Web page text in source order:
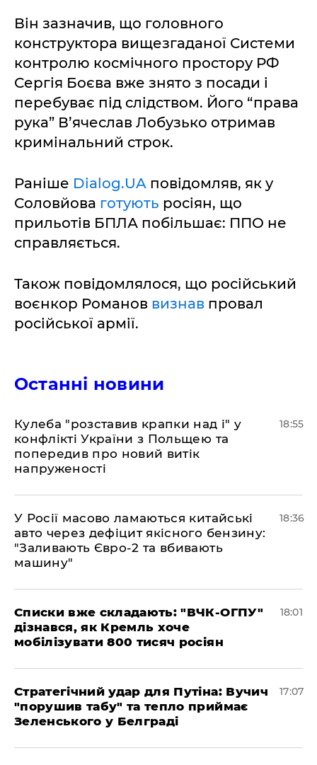
Він зазначив, що головного
конструктора вищезгаданої Системи
контролю космічного простору РФ
Сергія Боєва вже знято з посади і
перебуває під слідством. Його “права
рука” В’ячеслав Лобузько отримав
кримінальний строк.
Раніше Dialog.UA повідомляв, як у
Соловйова готують росіян, що
прильотів БПЛА побільшає: ППО не
справляється.
Також повідомлялося, що російський
воєнкор Романов визнав провал
російської армії.
Останні новини
Кулеба "розставив крапки над і" у
конфлікті України з Польщею та
попередив про новий витік
напруженості
18:55
У Росії масово ламаються китайські
авто через дефіцит якісного бензину:
"Заливають Євро-2 та вбивають
машину"
18:36
Списки вже складають: "ВЧК-ОГПУ"
дізнався, як Кремль хоче
мобілізувати 800 тисяч росіян
18:01
Стратегічний удар для Путіна: Вучич
"порушив табу" та тепло приймає
Зеленського у Белграді
17:07